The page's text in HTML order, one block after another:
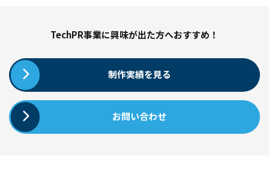
TechPR事業に興味が出た方へおすすめ！
制作実績を見る
お問い合わせ